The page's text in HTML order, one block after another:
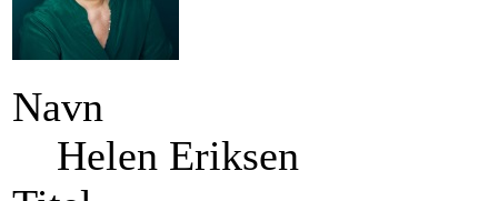
Navn
Helen Eriksen